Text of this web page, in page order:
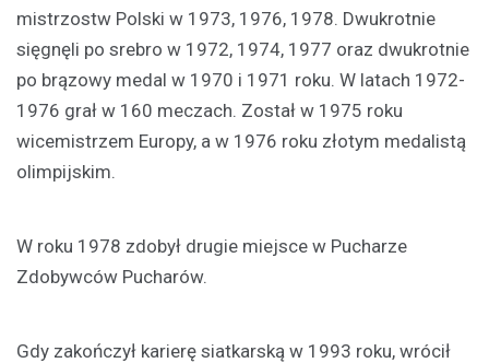
mistrzostw Polski w 1973, 1976, 1978. Dwukrotnie
sięgnęli po srebro w 1972, 1974, 1977 oraz dwukrotnie
po brązowy medal w 1970 i 1971 roku. W latach 1972-
1976 grał w 160 meczach. Został w 1975 roku
wicemistrzem Europy, a w 1976 roku złotym medalistą
olimpijskim.
W roku 1978 zdobył drugie miejsce w Pucharze
Zdobywców Pucharów.
Gdy zakończył karierę siatkarską w 1993 roku, wrócił